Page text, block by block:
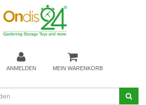
ANMELDEN MEIN WARENKORB